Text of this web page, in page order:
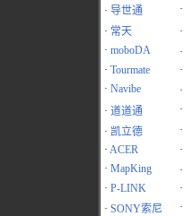
· 导世通 ·
· 常天 ·
· moboDA ·
· Tourmate ·
· Navibe ·
· 道道通 ·
· 凯立德 ·
· ACER ·
· MapKing ·
· P-LINK ·
· SONY索尼 ·